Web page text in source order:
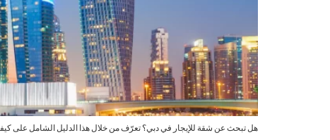
هل تبحث عن شقة للإيجار في دبي؟ تعرّف من خلال هذا الدليل الشامل على